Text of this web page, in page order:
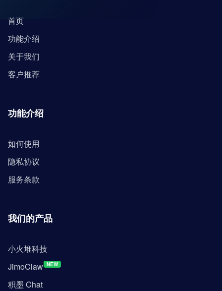
首页
功能介绍
关于我们
客户推荐
功能介绍
如何使用
隐私协议
服务条款
我们的产品
小火堆科技
JimoClaw NEW
积墨 Chat